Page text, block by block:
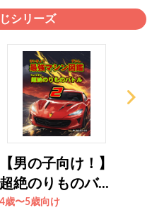
シリーズ
【男の子向け！】
超絶のりものバ...
4歳〜5歳向け